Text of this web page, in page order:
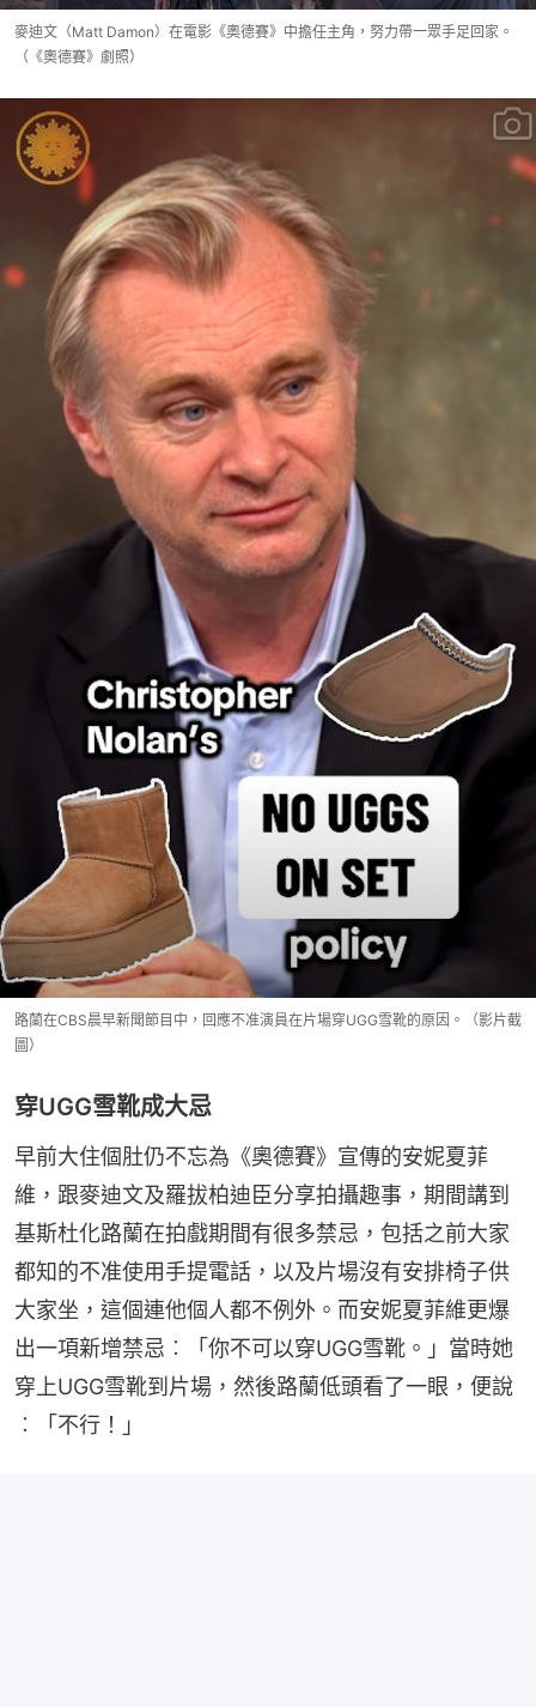
麥迪文（Matt Damon）在電影《奧德賽》中擔任主角，努力帶一眾手足回家。
（《奧德賽》劇照）
路蘭在CBS晨早新聞節目中，回應不准演員在片場穿UGG雪靴的原因。（影片截
圖）
穿UGG雪靴成大忌
早前大住個肚仍不忘為《奧德賽》宣傳的安妮夏菲
維，跟麥迪文及羅拔柏迪臣分享拍攝趣事，期間講到
基斯杜化路蘭在拍戲期間有很多禁忌，包括之前大家
都知的不准使用手提電話，以及片場沒有安排椅子供
大家坐，這個連他個人都不例外。而安妮夏菲維更爆
出一項新增禁忌︰「你不可以穿UGG雪靴。」當時她
穿上UGG雪靴到片場，然後路蘭低頭看了一眼，便說
︰「不行！」